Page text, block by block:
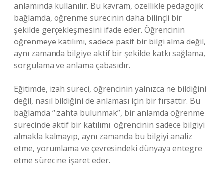
anlamında kullanılır. Bu kavram, özellikle pedagojik
bağlamda, öğrenme sürecinin daha bilinçli bir
şekilde gerçekleşmesini ifade eder. Öğrencinin
öğrenmeye katılımı, sadece pasif bir bilgi alma değil,
aynı zamanda bilgiye aktif bir şekilde katkı sağlama,
sorgulama ve anlama çabasıdır.
Eğitimde, izah süreci, öğrencinin yalnızca ne bildiğini
değil, nasıl bildiğini de anlaması için bir fırsattır. Bu
bağlamda “izahta bulunmak”, bir anlamda öğrenme
sürecinde aktif bir katılımı, öğrencinin sadece bilgiyi
almakla kalmayıp, aynı zamanda bu bilgiyi analiz
etme, yorumlama ve çevresindeki dünyaya entegre
etme sürecine işaret eder.